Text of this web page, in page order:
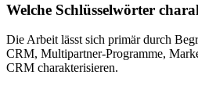
Welche Schlüsselwörter
Die Arbeit lässt sich primär durch
CRM, Multipartner-Programme,
CRM charakterisieren.